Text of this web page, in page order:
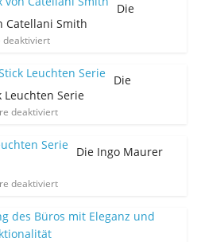
Die
Catellani Smith
deaktiviert
Die
Leuchten Serie
deaktiviert
Die Ingo Maurer
deaktiviert